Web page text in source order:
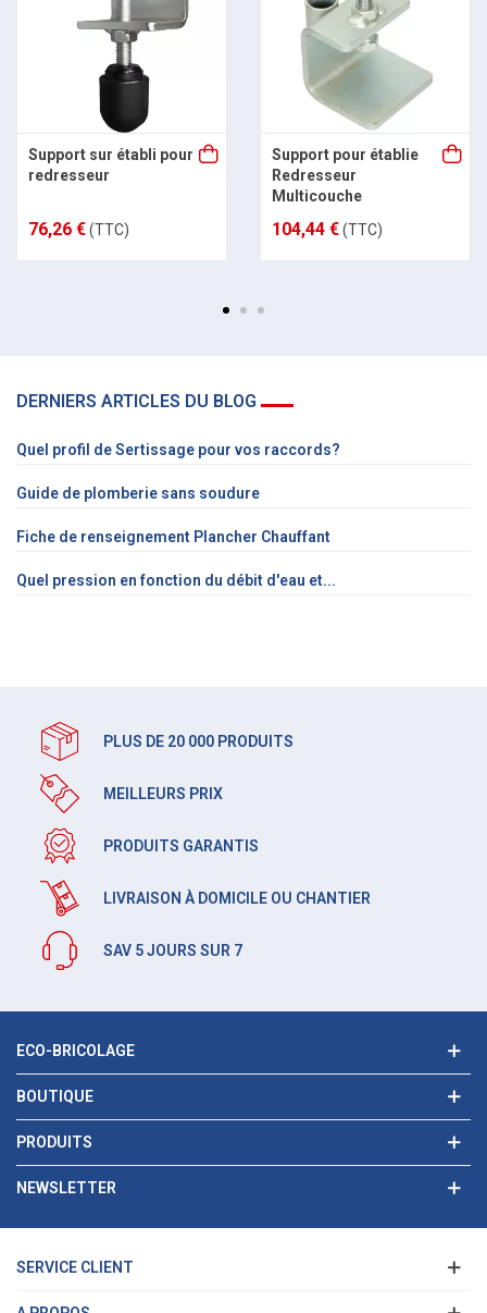
Support sur établi pour
redresseur
76,26 €(TTC)
Support pour établie
Redresseur
Multicouche
104,44 €(TTC)
DERNIERS ARTICLES DU BLOG
Quel profil de Sertissage pour vos raccords?
Guide de plomberie sans soudure
Fiche de renseignement Plancher Chauffant
Quel pression en fonction du débit d'eau et...
PLUS DE 20 000 PRODUITS
MEILLEURS PRIX
PRODUITS GARANTIS
LIVRAISON À DOMICILE OU CHANTIER
SAV 5 JOURS SUR 7
ECO-BRICOLAGE
BOUTIQUE
PRODUITS
NEWSLETTER
SERVICE CLIENT